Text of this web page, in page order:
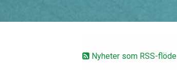
Nyheter som RSS-flöde